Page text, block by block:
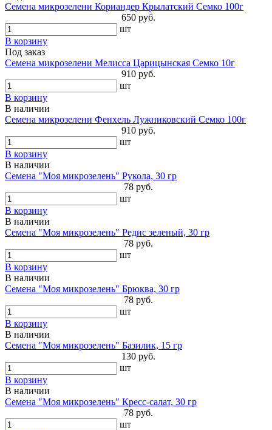
Семена микрозелени Кориандер Крылатский Семко 100г
650 руб.
шт
В корзину
Под заказ
Семена микрозелени Мелисса Царицынская Семко 10г
910 руб.
шт
В корзину
В наличии
Семена микрозелени Фенхель Лужниковский Семко 100г
910 руб.
шт
В корзину
В наличии
Семена "Моя микрозелень" Рукола, 30 гр
78 руб.
шт
В корзину
В наличии
Семена "Моя микрозелень" Редис зеленый, 30 гр
78 руб.
шт
В корзину
В наличии
Семена "Моя микрозелень" Брюква, 30 гр
78 руб.
шт
В корзину
В наличии
Семена "Моя микрозелень" Базилик, 15 гр
130 руб.
шт
В корзину
В наличии
Семена "Моя микрозелень" Кресс-салат, 30 гр
78 руб.
шт